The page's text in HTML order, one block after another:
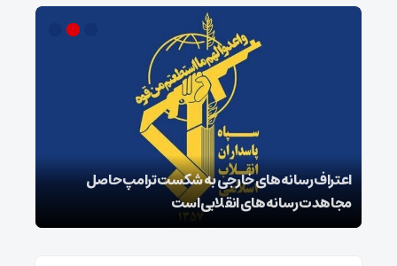
اعتراف رسانه‌های خارجی به شکست ترامپ حاصل
مجاهدت رسانه‌های انقلابی است